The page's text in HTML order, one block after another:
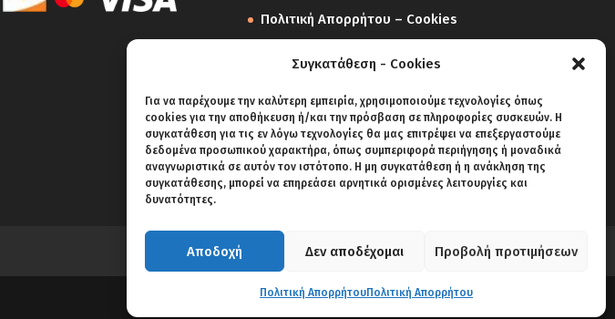
Συγκατάθεση - Cookies
Για να παρέχουμε την καλύτερη εμπειρία, χρησιμοποιούμε τεχνολογίες όπως
cookies για την αποθήκευση ή/και την πρόσβαση σε πληροφορίες συσκευών. Η
συγκατάθεση για τις εν λόγω τεχνολογίες θα μας επιτρέψει να επεξεργαστούμε
δεδομένα προσωπικού χαρακτήρα, όπως συμπεριφορά περιήγησης ή μοναδικά
αναγνωριστικά σε αυτόν τον ιστότοπο. Η μη συγκατάθεση ή η ανάκληση της
συγκατάθεσης, μπορεί να επηρεάσει αρνητικά ορισμένες λειτουργίες και
δυνατότητες.
Αποδοχή Δεν αποδέχομαι Προβολή προτιμήσεων
Πολιτική ΑπορρήτουΠολιτική Απορρήτου
Πολιτική Απορρήτου – Cookies
Αποστολές
Πληρωμές